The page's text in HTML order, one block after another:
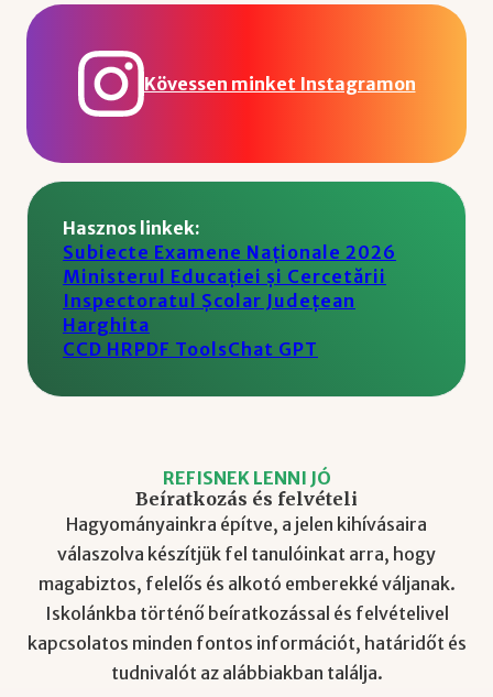
Hasznos linkek:
Subiecte Examene Naționale 2026
Ministerul Educației și Cercetării
Inspectoratul Școlar Județean
Harghita
CCD HRPDF ToolsChat GPT
Kövessen minket Instagramon
REFISNEK LENNI JÓ
Beíratkozás és felvételi
Hagyományainkra építve, a jelen kihívásaira
válaszolva készítjük fel tanulóinkat arra, hogy
magabiztos, felelős és alkotó emberekké váljanak.
Iskolánkba történő beíratkozással és felvételivel
kapcsolatos minden fontos információt, határidőt és
tudnivalót az alábbiakban találja.